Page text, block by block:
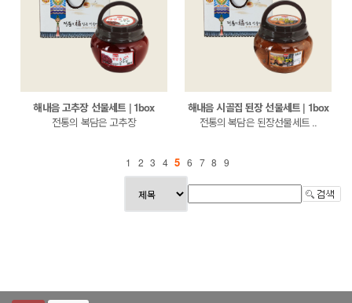
해내음 고추장 선물세트 | 1box
전통의 복담은 고추장
해내음 시골집 된장 선물세트 | 1box
전통의 복담은 된장선물세트 ..
1 2 3 4 5 6 7 8 9